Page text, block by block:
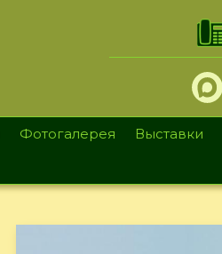
Фотогалерея Выставки